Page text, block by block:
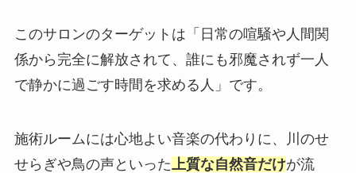
このサロンのターゲットは「日常の喧騒や人間関
係から完全に解放されて、誰にも邪魔されず一人
で静かに過ごす時間を求める人」です。
施術ルームには心地よい音楽の代わりに、川のせ
せらぎや鳥の声といった 上質な自然音だけが流